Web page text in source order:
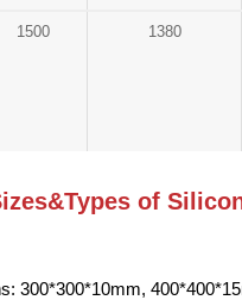
1500 1380
of
300*300*10mm,